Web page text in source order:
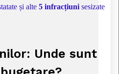
și alte 5 infracțiuni sesizate
Unde sunt